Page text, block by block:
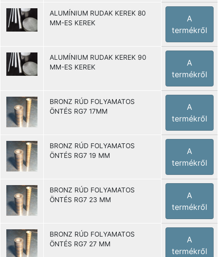
ALUMÍNIUM RUDAK KEREK 80
MM-ES KEREK
A
termékről
ALUMÍNIUM RUDAK KEREK 90
MM-ES KEREK
A
termékről
BRONZ RÚD FOLYAMATOS
ÖNTÉS RG7 17MM
A
termékről
BRONZ RÚD FOLYAMATOS
ÖNTÉS RG7 19 MM
A
termékről
BRONZ RÚD FOLYAMATOS
ÖNTÉS RG7 23 MM
A
termékről
BRONZ RÚD FOLYAMATOS
ÖNTÉS RG7 27 MM
A
termékről